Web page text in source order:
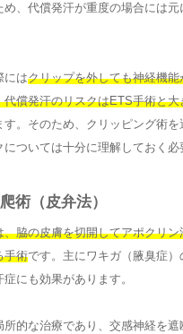
め、代償発汗が重度の場合には
にはクリップを外しても神経機
代償発汗のリスクはETS手術と
す。そのため、クリッピング術
ついては十分に理解しておく必
術（皮弁法）
、脇の皮膚を切開してアポクリ
手術です。主にワキガ（腋臭症
にも効果があります。
所的な治療であり、交感神経を